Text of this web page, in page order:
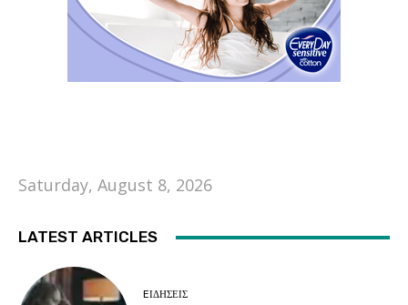
Saturday, August 8, 2026
LATEST ARTICLES
EΙΔΗΣΕΙΣ